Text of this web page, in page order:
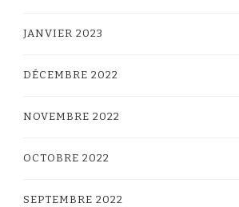
JANVIER 2023
DÉCEMBRE 2022
NOVEMBRE 2022
OCTOBRE 2022
SEPTEMBRE 2022